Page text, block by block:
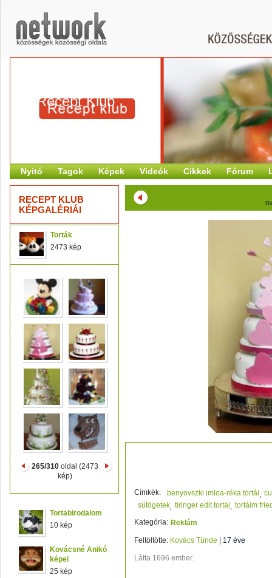
Recept Klub
Nyitó Tagok Képek Videók Cikkek Fórum
RECEPT KLUB
KÉPGALÉRIÁI
Torták
2473 kép
265/310 oldal (2473
kép)
Tortabirodalom
10 kép
Kovácsné Anikó
képei
25 kép
Címkék: benyovszki imloa-réka tortái
sütögetek tiringer edit tortái
tortáim
Kategória: Reklám
Feltöltötte: Kovács Tünde 17 éve
Látta 1696 ember.